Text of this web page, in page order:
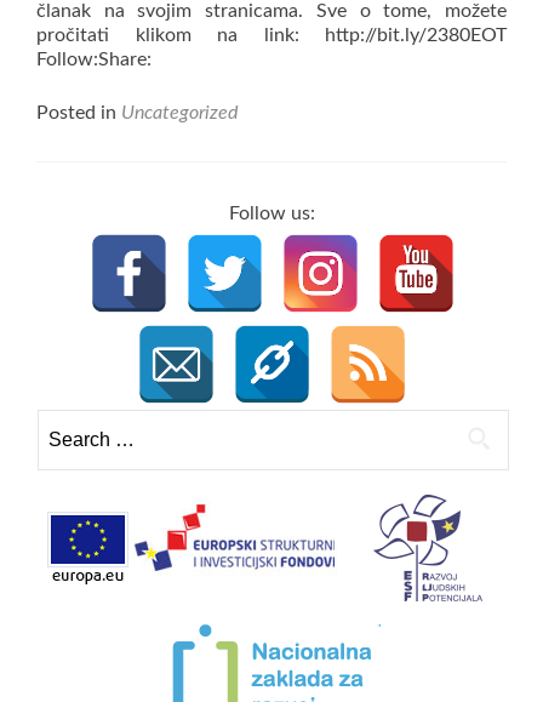
članak na svojim stranicama. Sve o tome, možete
pročitati klikom na link: http://bit.ly/2380EOT
Follow:Share:
Posted in Uncategorized
Follow us:
for: